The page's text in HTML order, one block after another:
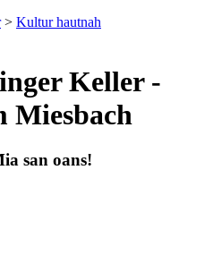
> Kultur hautnah
Keller -
san oans!